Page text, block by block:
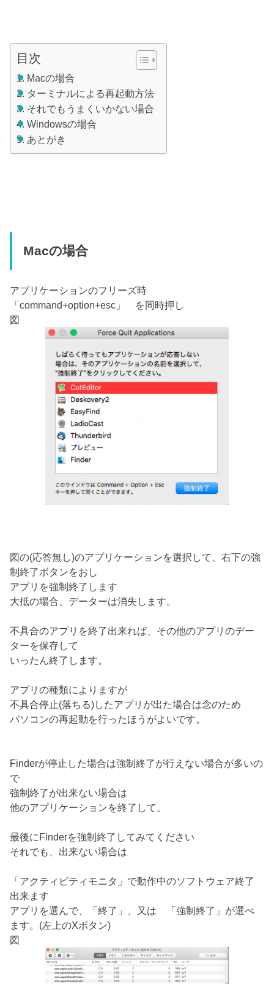
目次
Macの場合
ターミナルによる再起動方法
それでもうまくいかない場合
Windowsの場合
あとがき
Macの場合
アプリケーションのフリーズ時
「command+option+esc」 を同時押し
図
図の(応答無し)のアプリケーションを選択して、右下の強
制終了ボタンをおし
アプリを強制終了します
大抵の場合、データーは消失します。
不具合のアプリを終了出来れば、その他のアプリのデー
ターを保存して
いったん終了します。
アプリの種類によりますが
不具合停止(落ちる)したアプリが出た場合は念のため
パソコンの再起動を行ったほうがよいです。
Finderが停止した場合は強制終了が行えない場合が多いの
で
強制終了が出来ない場合は
他のアプリケーションを終了して。
最後にFinderを強制終了してみてください
それでも、出来ない場合は
「アクティビティモニタ」で動作中のソフトウェア終了
出来ます
アプリを選んで、「終了」、又は 「強制終了」が選べ
ます。(左上のXボタン)
図